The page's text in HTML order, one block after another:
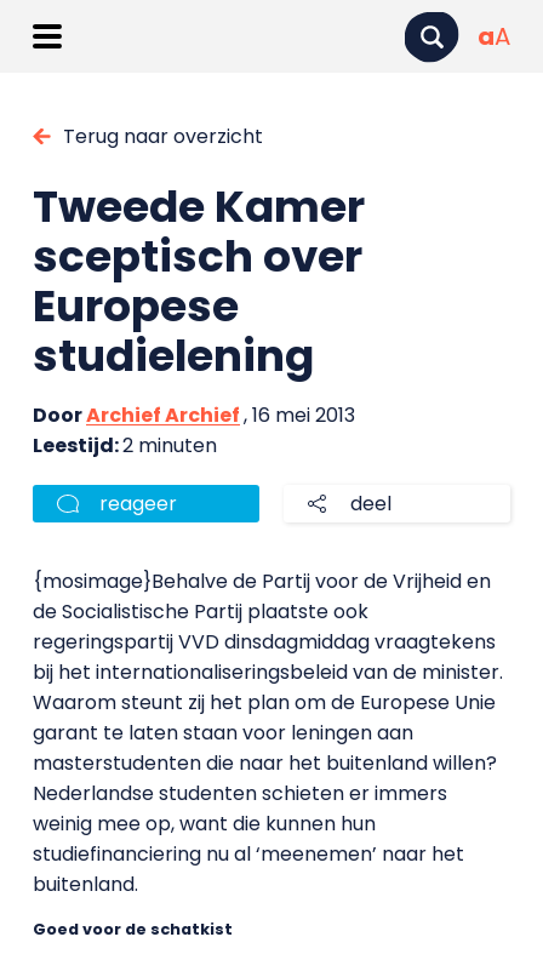
aA
Terug naar overzicht
Tweede Kamer
sceptisch over
Europese
studielening
DoorArchief Archief, 16 mei 2013
Leestijd:2 minuten
reageer deel
{mosimage}Behalve de Partij voor de Vrijheid en
de Socialistische Partij plaatste ook
regeringspartij VVD dinsdagmiddag vraagtekens
bij het internationaliseringsbeleid van de minister.
Waarom steunt zij het plan om de Europese Unie
garant te laten staan voor leningen aan
masterstudenten die naar het buitenland willen?
Nederlandse studenten schieten er immers
weinig mee op, want die kunnen hun
studiefinanciering nu al ‘meenemen’ naar het
buitenland.
Goed voor de schatkist